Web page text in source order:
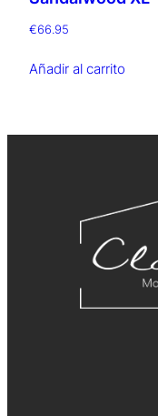
€66.95
Añadir al carrito